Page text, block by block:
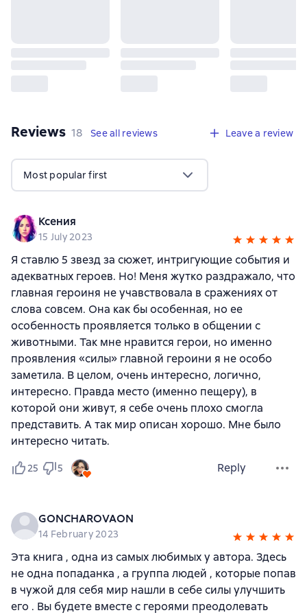
Reviews 18 reviews
18 See all reviews Leave a review
Most popular first
Ксения
15 July 2023
Я ставлю 5 звезд за сюжет, интригующие события и
адекватных героев. Но! Меня жутко раздражало, что
главная героиня не учавствовала в сражениях от
слова совсем. Она как бы особенная, но ее
особенность проявляется только в общении с
животными. Так мне нравится герои, но именно
проявления «силы» главной героини я не особо
заметила. В целом, очень интересно, логично,
интересно. Правда место (именно пещеру), в
которой они живут, я себе очень плохо смогла
представить. А так мир описан хорошо. Мне было
интересно читать.
25 5 Reply
GONCHAROVAON
14 February 2023
Эта книга , одна из самых любимых у автора. Здесь
не одна попаданка , а группа людей , которые попав
в чужой для себя мир нашли в себе силы улучшить
его . Вы будете вместе с героями преодолевать